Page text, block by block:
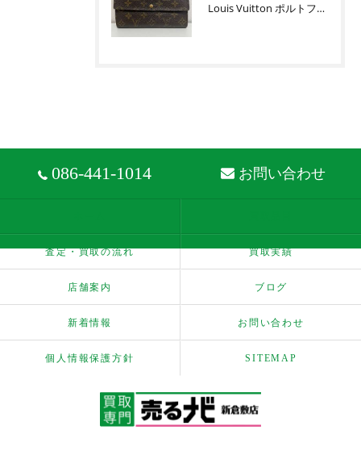
Louis Vuitton ポルトフォイユ サラ お買取りです
086-441-1014 お問い合わせ
査定・買取の流れ 買取実績
店舗案内 ブログ
新着情報 お問い合わせ
個人情報保護方針 SITEMAP